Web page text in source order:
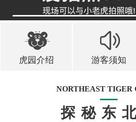
1
虎园介绍 游客须知
NORTHEAST TIGER
探秘东